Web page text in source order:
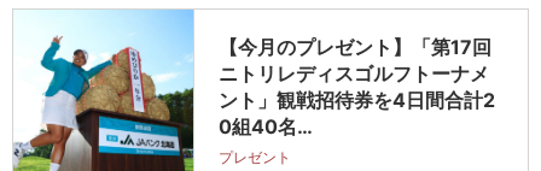
【今月のプレゼント】「第17回
ニトリレディスゴルフトーナメ
ント」観戦招待券を4日間合計2
0組40名…
プレゼント